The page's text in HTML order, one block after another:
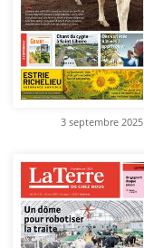
3 septembre 2025